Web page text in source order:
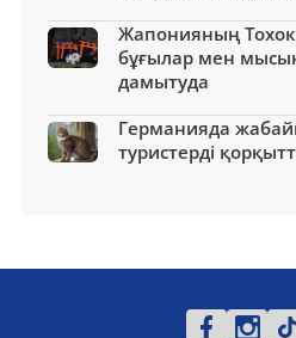
Жапонияның
бұғылар мен
дамытуда
Германияда
туристерді